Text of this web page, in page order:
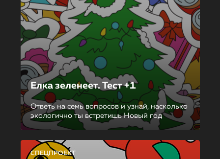
Елка зеленеет. Тест +1
Ответь на семь вопросов и узнай, насколько
экологично ты встретишь Новый год
СПЕЦПРОЕКТ